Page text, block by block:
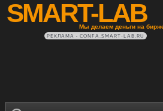
SMART-LAB
Мы делаем деньги на
РЕКЛАМА • CONFA.SMART-LAB.RU